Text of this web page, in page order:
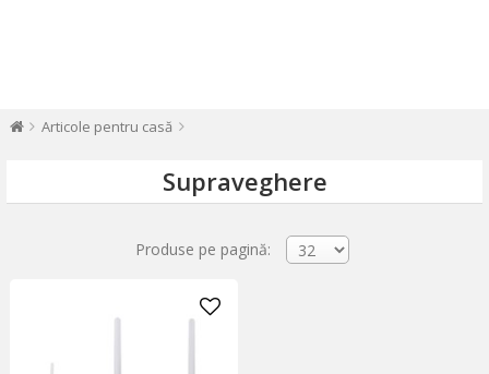
Articole pentru casă
Supraveghere
Produse pe pagină: